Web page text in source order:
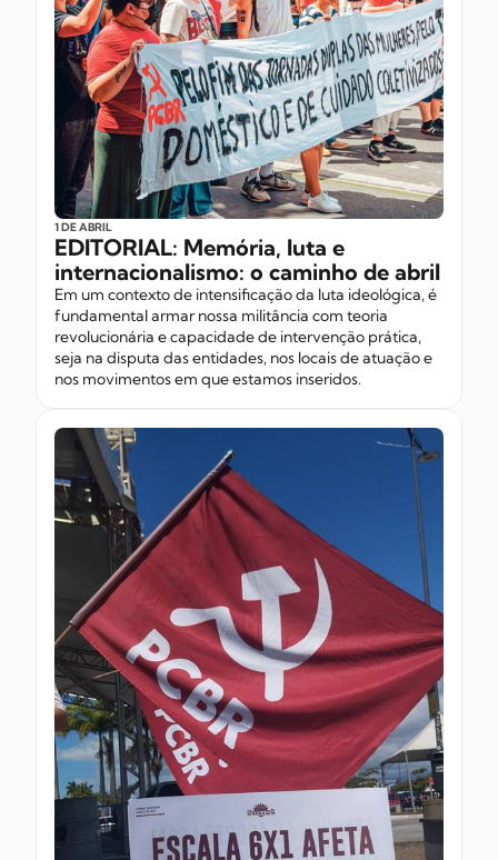
1 DE ABRIL
EDITORIAL: Memória, luta e
internacionalismo: o caminho de abril
Em um contexto de intensificação da luta ideológica, é
fundamental armar nossa militância com teoria
revolucionária e capacidade de intervenção prática,
seja na disputa das entidades, nos locais de atuação e
nos movimentos em que estamos inseridos.